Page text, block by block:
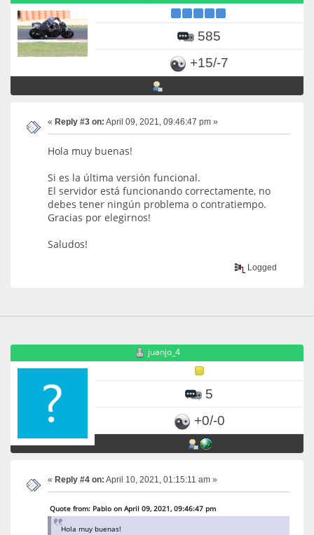
585
+15/-7
« Reply #3 on: April 09, 2021, 09:46:47 pm »
Hola muy buenas!
Si es la última versión funcional.
El servidor está funcionando correctamente, no
debes tener ningún problema o contratiempo.
Gracias por elegirnos!
Saludos!
Logged
juanjo_4
5
+0/-0
« Reply #4 on: April 10, 2021, 01:15:11 am »
Quote from: Pablo on April 09, 2021, 09:46:47 pm
Hola muy buenas!